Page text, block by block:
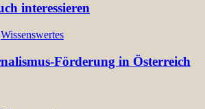
interessieren
Wissenswertes
Förderung in Österreich